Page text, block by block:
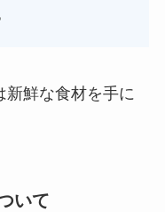
新鮮な食材を手に
いて